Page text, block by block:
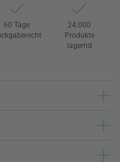
60 Tage
24.000
Produkte
lagernd